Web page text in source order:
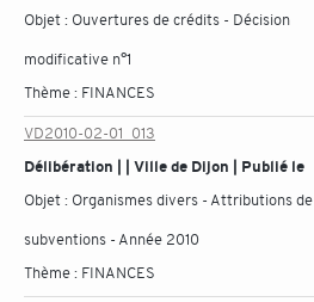
Objet : Ouvertures de crédits - Décision
modificative n°1
Thème : FINANCES
VD2010-02-01_013
Délibération | | Ville de Dijon | Publié le
Objet : Organismes divers - Attributions de
subventions - Année 2010
Thème : FINANCES